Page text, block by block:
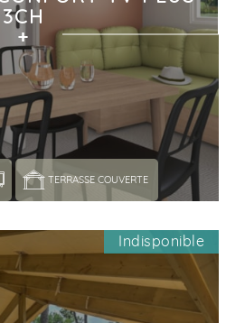
3CH
TERRASSE COUVERTE
Indisponible